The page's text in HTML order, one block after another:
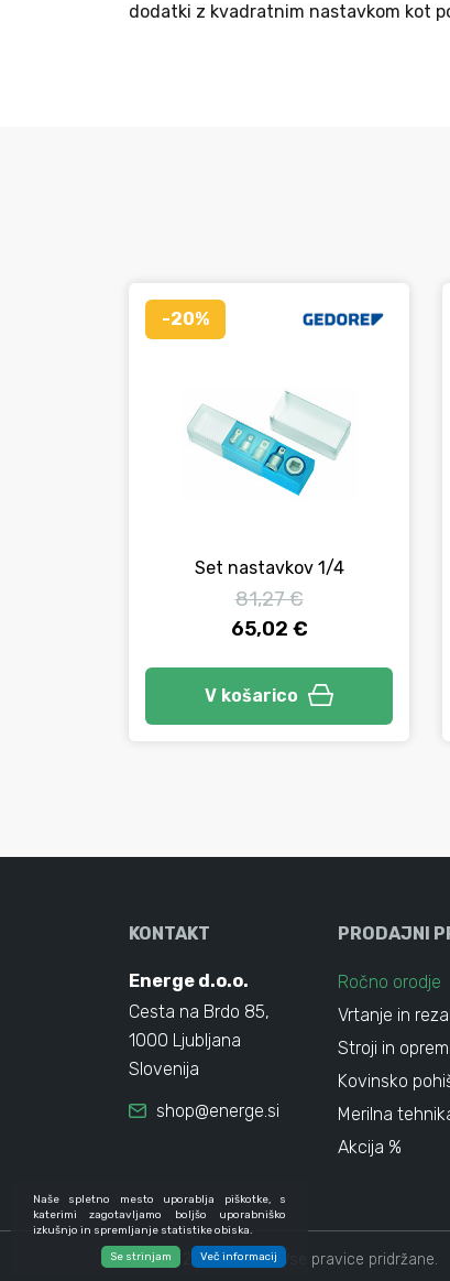
dodatki z kvadratnim nastavkom kot
-20%
Set nastavkov 1/4
81,27 €
65,02 €
V košarico
KONTAKT
Energe d.o.o.
Cesta na Brdo 85,
1000 Ljubljana
Slovenija
shop@energe.si
PRODAJNI
Ročno orodje
Vrtanje in
Stroji in
Kovinsko
Merilna
Akcija %
© 2024 - 2026 Energe. Vse pravice pridržane.
Naše spletno mesto uporablja piškotke, s
katerimi zagotavljamo boljšo uporabniško
izkušnjo in spremljanje statistike obiska.
Se strinjam
Več informacij